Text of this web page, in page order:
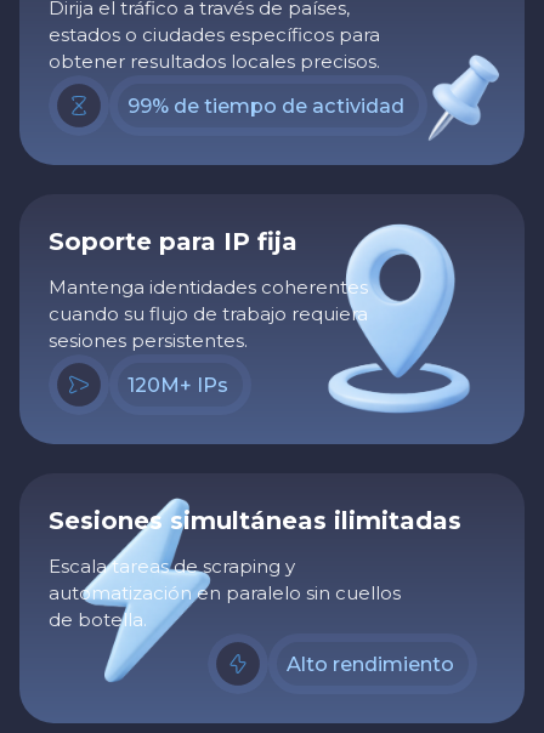
Dirija el tráfico a través de países,
estados o ciudades específicos para
obtener resultados locales precisos.
99% de tiempo de actividad
Soporte para IP fija
Mantenga identidades coherentes
cuando su flujo de trabajo requiera
sesiones persistentes.
120M+ IPs
Sesiones simultáneas ilimitadas
Escala tareas de scraping y
automatización en paralelo sin cuellos
de botella.
Alto rendimiento